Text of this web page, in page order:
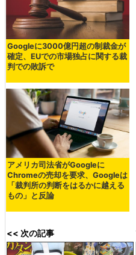
Googleに3000億円超の制裁金が
判での敗訴で
アメリカ司法省がGoogleに
Chromeの売却を要求、Googleは